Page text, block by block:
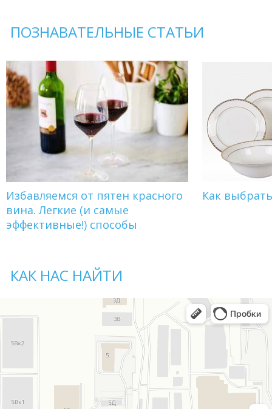
ПОЗНАВАТЕЛЬНЫЕ СТАТЬИ
Избавляемся от пятен красного
вина. Легкие (и самые
эффективные!) способы
Как
КАК НАС НАЙТИ